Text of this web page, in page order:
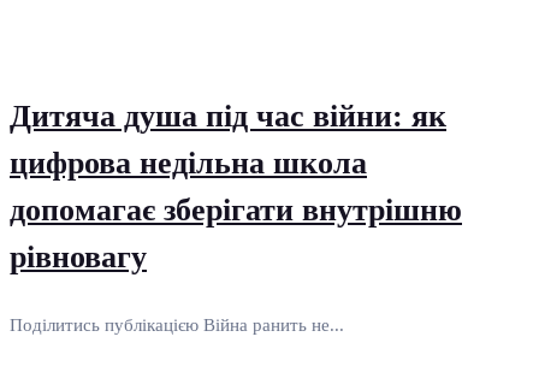
Дитяча душа під час війни: як
цифрова недільна школа
допомагає зберігати внутрішню
рівновагу
Поділитись публікацією Війна ранить не...